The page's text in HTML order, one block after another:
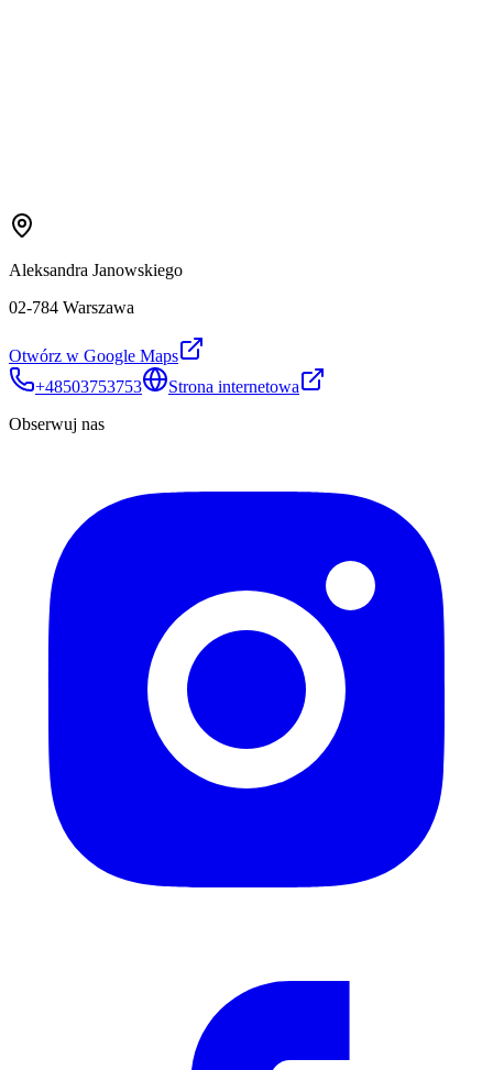
Aleksandra Janowskiego
02-784 Warszawa
Otwórz w Google Maps
+48503753753
Strona internetowa
Obserwuj nas